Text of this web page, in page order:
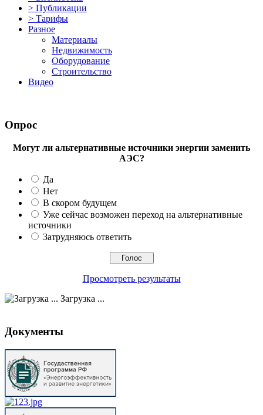
> Публикации
> Тарифы
Разное
Материалы
Недвижимость
Оборудование
Строительство
Видео
Опрос
Могут ли альтернативные источники энергии заменить
АЭС?
Да
Нет
В скором будущем
Уже сейчас возможен переход на альтернативные
источники
Затрудняюсь ответить
Просмотреть результаты
Загрузка ...
Документы